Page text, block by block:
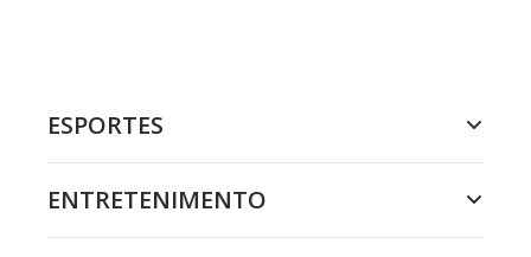
ESPORTES
ENTRETENIMENTO